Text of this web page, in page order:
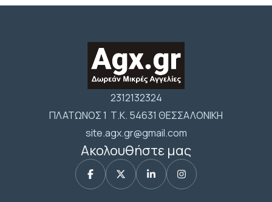
2312132324
ΠΛΑΤΩΝΟΣ 1 Τ.Κ. 54631 ΘΕΣΣΑΛΟΝΙΚΗ
site.agx.gr@gmail.com
Ακολουθήστε μας